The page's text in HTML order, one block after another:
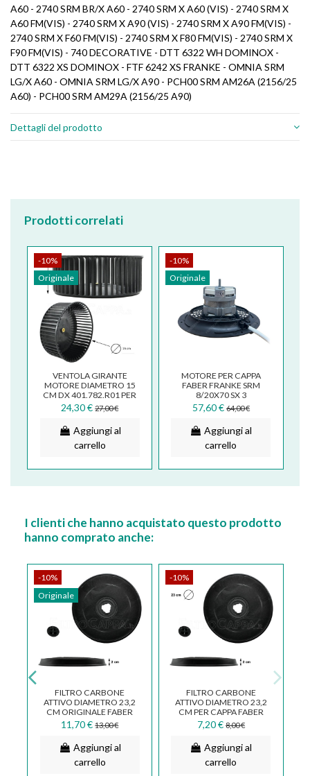
A60 - 2740 SRM BR/X A60 - 2740 SRM X A60 (VIS) - 2740 SRM X
A60 FM(VIS) - 2740 SRM X A90 (VIS) - 2740 SRM X A90 FM(VIS) -
2740 SRM X F60 FM(VIS) - 2740 SRM X F80 FM(VIS) - 2740 SRM X
F90 FM(VIS) - 740 DECORATIVE - DTT 6322 WH DOMINOX -
DTT 6322 XS DOMINOX - FTF 6242 XS FRANKE - OMNIA SRM
LG/X A60 - OMNIA SRM LG/X A90 - PCH00 SRM AM26A (2156/25
A60) - PCH00 SRM AM29A (2156/25 A90)
Dettagli del prodotto
Prodotti correlati
-10%
Originale
VENTOLA GIRANTE
MOTORE DIAMETRO 15
CM DX 401.782.R01 PER
MOTORE FABER SMEG
133.0562.837
24,30 € 27,00 €
Aggiungi al
carrello
-10%
Originale
MOTORE PER CAPPA
FABER FRANKE SRM
8/20X70 SX 3
991.0542.303
57,60 € 64,00 €
Aggiungi al
carrello
I clienti che hanno acquistato questo prodotto
hanno comprato anche:
-10%
Originale
FILTRO CARBONE
ATTIVO DIAMETRO 23,2
CM ORIGINALE FABER
112.0168.744
11,70 € 13,00 €
Aggiungi al
carrello
-10%
FILTRO CARBONE
ATTIVO DIAMETRO 23,2
CM PER CAPPA FABER
SMEG FRANKE ARISTON
7,20 € 8,00 €
Aggiungi al
carrello